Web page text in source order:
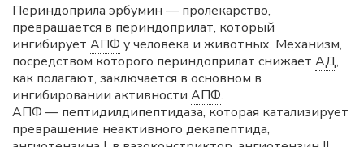
Периндоприла эрбумин — пролекарство,
превращается в периндоприлат, который
ингибирует АПФ у человека и животных. Механизм,
посредством которого периндоприлат снижает АД,
как полагают, заключается в основном в
ингибировании активности АПФ.
АПФ — пептидилдипептидаза, которая катализирует
превращение неактивного декапептида,